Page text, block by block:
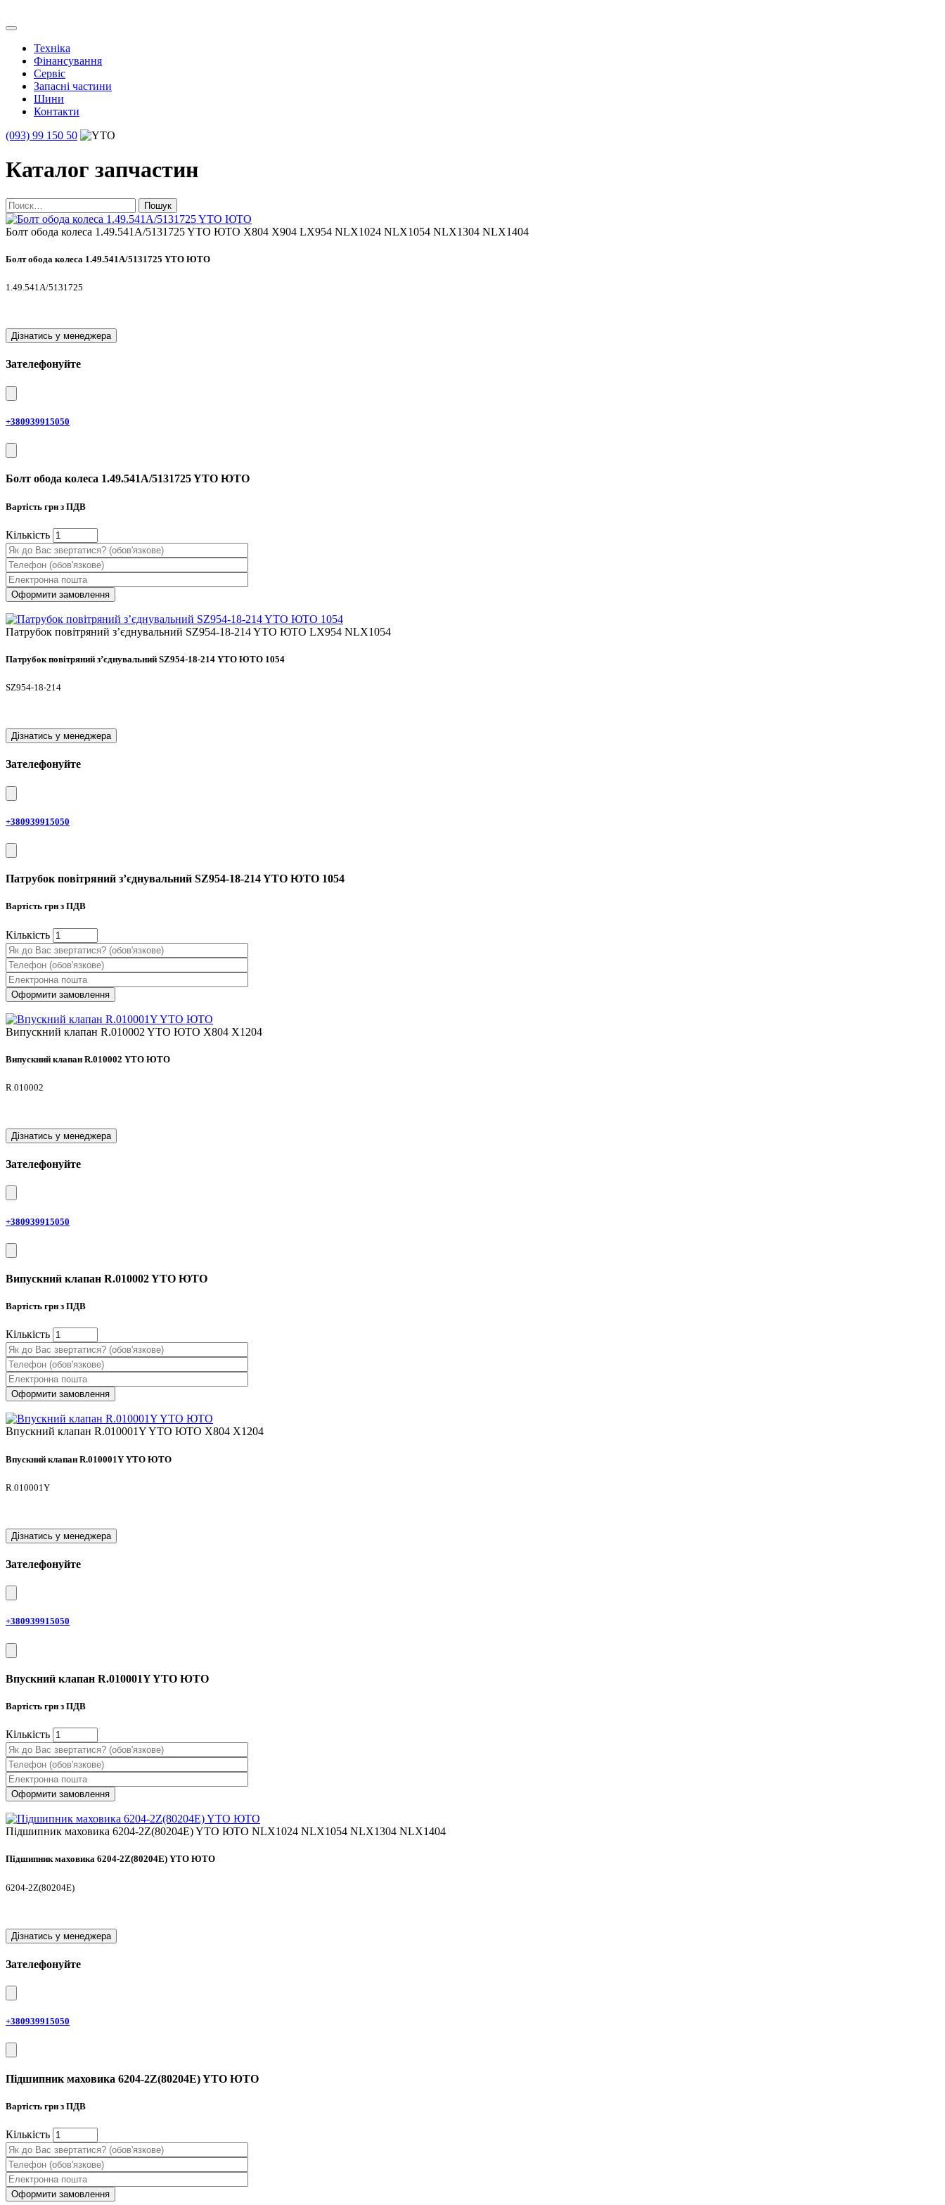
to
Техніка
Фінансування
Сервіс
Запасні частини
Шини
Контакти
(093) 99 150 50
Каталог запчастин
Найти:
Болт обода колеса 1.49.541A/5131725 YTO ЮТО X804 X904 LX954 NLX1024 NLX1054 NLX1304 NLX1404
Болт обода колеса 1.49.541A/5131725 YTO ЮТО
1.49.541A/5131725
Дізнатись у менеджера
Зателефонуйте
+380939915050
Болт обода колеса 1.49.541A/5131725 YTO ЮТО
Вартість грн з ПДВ
Кiлькiсть
Патрубок повітряний з’єднувальний SZ954-18-214 YTO ЮТО LX954 NLX1054
Патрубок повітряний з’єднувальний SZ954-18-214 YTO ЮТО 1054
SZ954-18-214
Дізнатись у менеджера
Зателефонуйте
+380939915050
Патрубок повітряний з’єднувальний SZ954-18-214 YTO ЮТО 1054
Вартість грн з ПДВ
Кiлькiсть
Випускний клапан R.010002 YTO ЮТО X804 X1204
Випускний клапан R.010002 YTO ЮТО
R.010002
Дізнатись у менеджера
Зателефонуйте
+380939915050
Випускний клапан R.010002 YTO ЮТО
Вартість грн з ПДВ
Кiлькiсть
Впускний клапан R.010001Y YTO ЮТО X804 X1204
Впускний клапан R.010001Y YTO ЮТО
R.010001Y
Дізнатись у менеджера
Зателефонуйте
+380939915050
Впускний клапан R.010001Y YTO ЮТО
Вартість грн з ПДВ
Кiлькiсть
Підшипник маховика 6204-2Z(80204E) YTO ЮТО NLX1024 NLX1054 NLX1304 NLX1404
Підшипник маховика 6204-2Z(80204E) YTO ЮТО
6204-2Z(80204E)
Дізнатись у менеджера
Зателефонуйте
+380939915050
Підшипник маховика 6204-2Z(80204E) YTO ЮТО
Вартість грн з ПДВ
Кiлькiсть